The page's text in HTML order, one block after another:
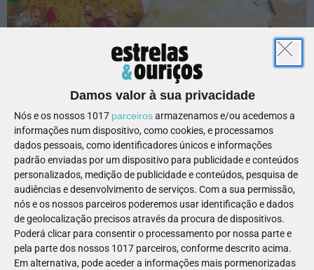
Damos valor à sua privacidade
Nós e os nossos 1017 parceirosarmazenamos e/ou acedemos a
informações num dispositivo, como cookies, e processamos
dados pessoais, como identificadores únicos e informações
padrão enviadas por um dispositivo para publicidade e conteúdos
personalizados, medição de publicidade e conteúdos, pesquisa de
audiências e desenvolvimento de serviços. Com a sua permissão,
nós e os nossos parceiros poderemos usar identificação e dados
de geolocalização precisos através da procura de dispositivos.
Poderá clicar para consentir o processamento por nossa parte e
pela parte dos nossos 1017 parceiros, conforme descrito acima.
Em alternativa, pode aceder a informações mais pormenorizadas
👨‍👩‍👦‍👦 Quem vai por as mãos na
massa?
Este workshop destina-se a famílias com crianças curiosas,
com idades dos 6 aos 12 anos. Para quem gosta de explorar
novos saberes e sabores, está no sítio ideal!